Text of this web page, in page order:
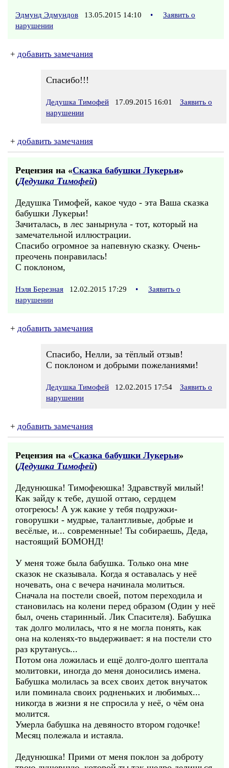
Эдмунд Эдмундов 13.05.2015 14:10 •
Заявить о
нарушении
+ добавить замечания
Спасибо!!!
Дедушка Тимофей 17.09.2015 16:01
Заявить о
нарушении
+ добавить замечания
Рецензия на «Сказка бабушки Лукерьи»
(Дедушка Тимофей)
Дедушка Тимофей, какое чудо - эта Ваша сказка
бабушки Лукерьи!
Зачиталась, в лес занырнула - тот, который на
замечательной иллюстрации.
Спасибо огромное за напевную сказку. Очень-
преочень понравилась!
С поклоном,
Нэля Березная 12.02.2015 17:29 •
Заявить о
нарушении
+ добавить замечания
Спасибо, Нелли, за тёплый отзыв!
С поклоном и добрыми пожеланиями!
Дедушка Тимофей 12.02.2015 17:54
Заявить о
нарушении
+ добавить замечания
Рецензия на «Сказка бабушки Лукерьи»
(Дедушка Тимофей)
Дедунюшка! Тимофеюшка! Здравствуй милый!
Как зайду к тебе, душой оттаю, сердцем
отогреюсь! А уж какие у тебя подружки-
говорушки - мудрые, талантливые, добрые и
весёлые, и... современные! Ты собираешь, Деда,
настоящий БОМОНД!
У меня тоже была бабушка. Только она мне
сказок не сказывала. Когда я оставалась у неё
ночевать, она с вечера начинала молиться.
Сначала на постели своей, потом переходила и
становилась на колени перед образом (Один у неё
был, очень старинный. Лик Спасителя). Бабушка
так долго молилась, что я не могла понять, как
она на коленях-то выдерживает: я на постели сто
раз крутанусь...
Потом она ложилась и ещё долго-долго шептала
молитовки, иногда до меня доносились имена.
Бабушка молилась за всех своих деток внучаток
или поминала своих родненьких и любимых...
никогда в жизни я не спросила у неё, о чём она
молится.
Умерла бабушка на девяносто втором годочке!
Месяц полежала и истаяла.
Дедунюшка! Прими от меня поклон за доброту